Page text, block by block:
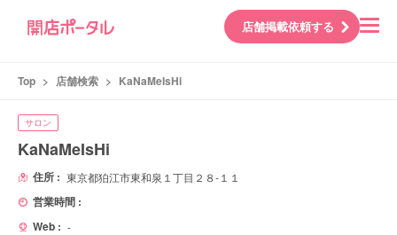
店舗掲載依頼する
Top > 店舗検索 > KaNaMeIsHi
サロン
KaNaMeIsHi
住所 : 東京都狛江市東和泉１丁目２８-１１
営業時間 :
Web : -